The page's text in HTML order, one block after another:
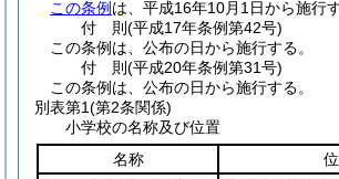
この条例 は、平成16年10月1日から施行す
付 則(平成17年条例第42号)
この条例は、公布の日から施行する。
付 則(平成20年条例第31号)
この条例は、公布の日から施行する。
別表第1(第2条関係)
小学校の名称及び位置
名称